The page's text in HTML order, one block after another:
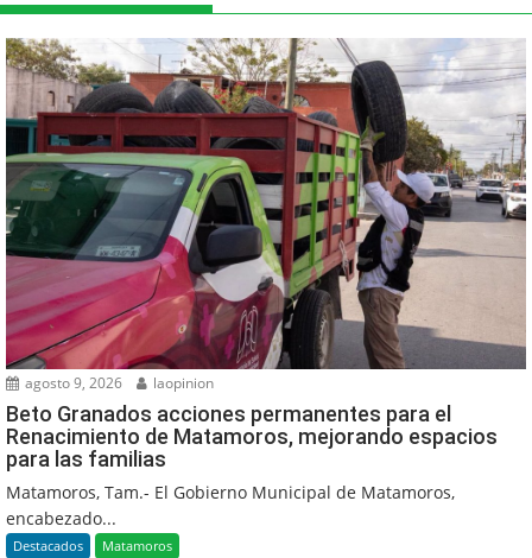
agosto 9, 2026 laopinion
Beto Granados acciones permanentes para el
Renacimiento de Matamoros, mejorando espacios
para las familias
Matamoros, Tam.- El Gobierno Municipal de Matamoros,
encabezado...
Destacados Matamoros